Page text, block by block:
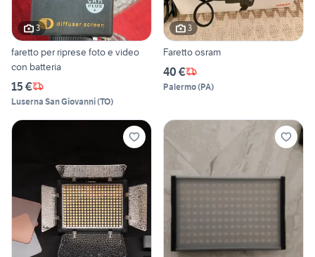
3
faretto per riprese foto e video
con batteria
15 €
Luserna San Giovanni(TO)
3
Faretto osram
40 €
Palermo(PA)